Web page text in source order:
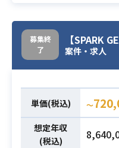
ただき
より詳
時にお
必須スキル
験
・3D
験
募集終
了
【SPARK
案件・求人
単価(税込) 〜
想定年収
(税込)